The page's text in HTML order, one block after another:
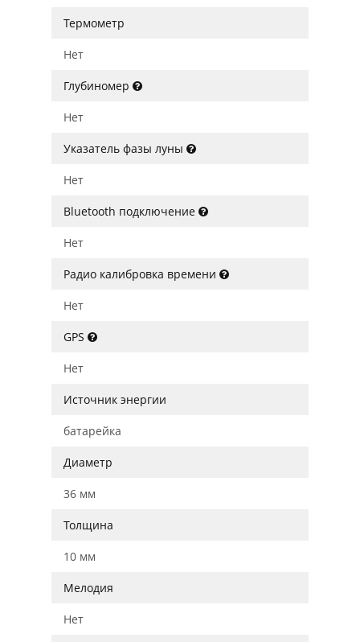
Термометр
Нет
Глубиномер
Нет
Указатель фазы луны
Нет
Bluetooth подключение
Нет
Радио калибровка времени
Нет
GPS
Нет
Источник энергии
батарейка
Диаметр
36 мм
Толщина
10 мм
Мелодия
Нет